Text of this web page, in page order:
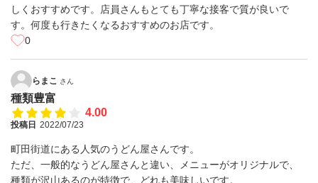
しくおすすめです。店員さんもとても丁寧な接客で質が良いで
す。何度も行きたくなるおすすめのお店です。
0
らまこ さん
種類豊富
4.00
投稿日 2022/07/23
町田街道にある人気のうどん屋さんです。
ただ、一般的なうどん屋さんと違い、メニューがオリジナルで、
種類が沢山あるのが特徴で、どれも美味しいです。